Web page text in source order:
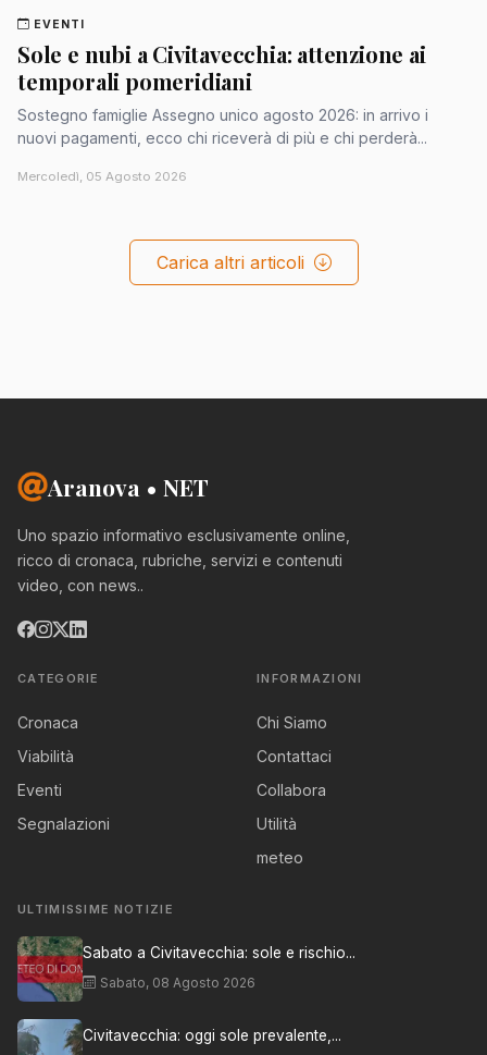
EVENTI
Sole e nubi a Civitavecchia: attenzione ai
temporali pomeridiani
Sostegno famiglie Assegno unico agosto 2026: in arrivo i
nuovi pagamenti, ecco chi riceverà di più e chi perderà...
Mercoledì, 05 Agosto 2026
Carica altri articoli
Aranova • NET
Uno spazio informativo esclusivamente online,
ricco di cronaca, rubriche, servizi e contenuti
video, con news..
CATEGORIE
Cronaca
Viabilità
Eventi
Segnalazioni
INFORMAZIONI
Chi Siamo
Contattaci
Collabora
Utilità
meteo
ULTIMISSIME NOTIZIE
Sabato a Civitavecchia: sole e rischio...
Sabato, 08 Agosto 2026
Civitavecchia: oggi sole prevalente,...